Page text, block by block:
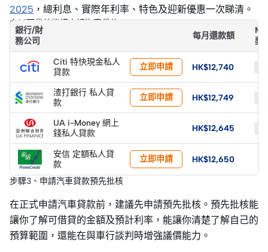
2025 ，總利息、實際年利率、特色及迎新優惠一次睇清。
向以下貸款機構申請汽車貸款
銀行/財
務公司
每月還款額
獎
Citi 特快現金私人
貸款
立即申請 HK$12,740
渣打銀行 私人貸
款
立即申請 HK$12,749
UA i-Money 網上
錢私人貸款
HK$12,645
安信 定額私人貸
款
立即申請 HK$12,650
步驟3、申請汽車貸款預先批核
在正式申請汽車貸款前，建議先申請預先批核。預先批核能
讓你了解可借貸的金額及預計利率，能讓你清楚了解自己的
預算範圍，還能在與車行談判時增強議價能力。